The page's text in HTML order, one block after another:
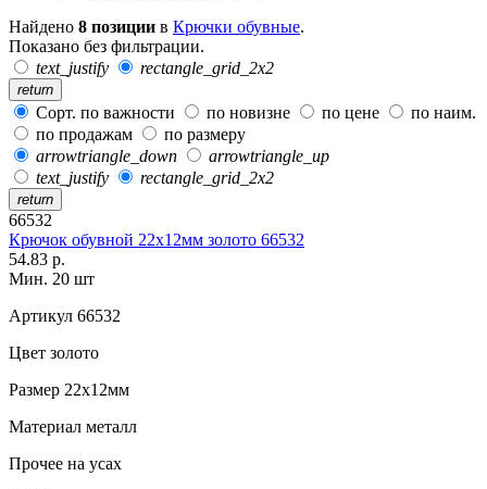
Найдено 8 позиции в Крючки обувные.
Показано без фильтрации.
text_justify
rectangle_grid_2x2
return
Сорт. по важности по новизне по цене
по наим.
по продажам
по размеру
arrowtriangle_down
arrowtriangle_up
text_justify
rectangle_grid_2x2
return
66532
Крючок обувной 22х12мм золото 66532
54.83 р.
Мин. 20 шт
Артикул 66532
Цвет золото
Размер 22х12мм
Материал металл
Прочее на усах